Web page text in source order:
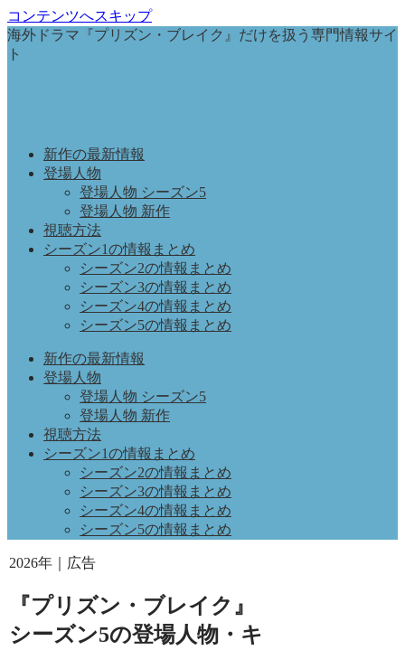
コンテンツへスキップ
海外ドラマ『プリズン・ブレイク』だけを扱う専門情報サイ
ト
新作の最新情報
登場人物
登場人物 シーズン5
登場人物 新作
視聴方法
シーズン1の情報まとめ
シーズン2の情報まとめ
シーズン3の情報まとめ
シーズン4の情報まとめ
シーズン5の情報まとめ
新作の最新情報
登場人物
登場人物 シーズン5
登場人物 新作
視聴方法
シーズン1の情報まとめ
シーズン2の情報まとめ
シーズン3の情報まとめ
シーズン4の情報まとめ
シーズン5の情報まとめ
2026年｜広告
『プリズン・ブレイク』
シーズン5の登場人物・キ